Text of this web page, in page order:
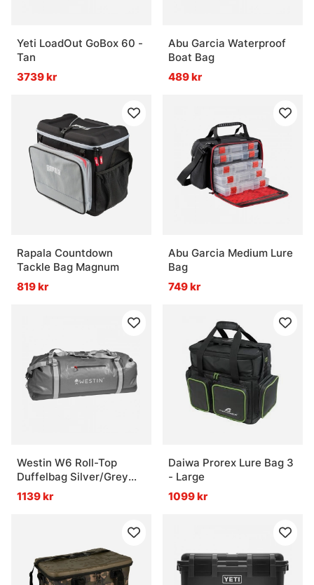
Yeti LoadOut GoBox 60 -
Tan
3739 kr
Abu Garcia Waterproof
Boat Bag
489 kr
Rapala Countdown
Tackle Bag Magnum
819 kr
Abu Garcia Medium Lure
Bag
749 kr
Westin W6 Roll-Top
Duffelbag Silver/Grey
Large
1139 kr
Daiwa Prorex Lure Bag 3
- Large
1099 kr